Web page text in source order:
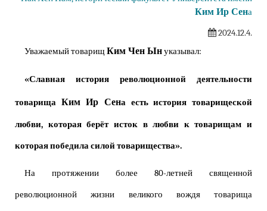
Ким Ир Сена
2024.12.4.
Уважаемый товарищ Ким Чен Ынуказывал:
«Славная история революционной деятельности
товарища Ким Ир Сена есть история товарищеской
любви, которая берёт исток в любви к товарищам и
которая победила силой товарищества».
На протяжении более 80-летней священной
революционной жизни великого вождя товарища